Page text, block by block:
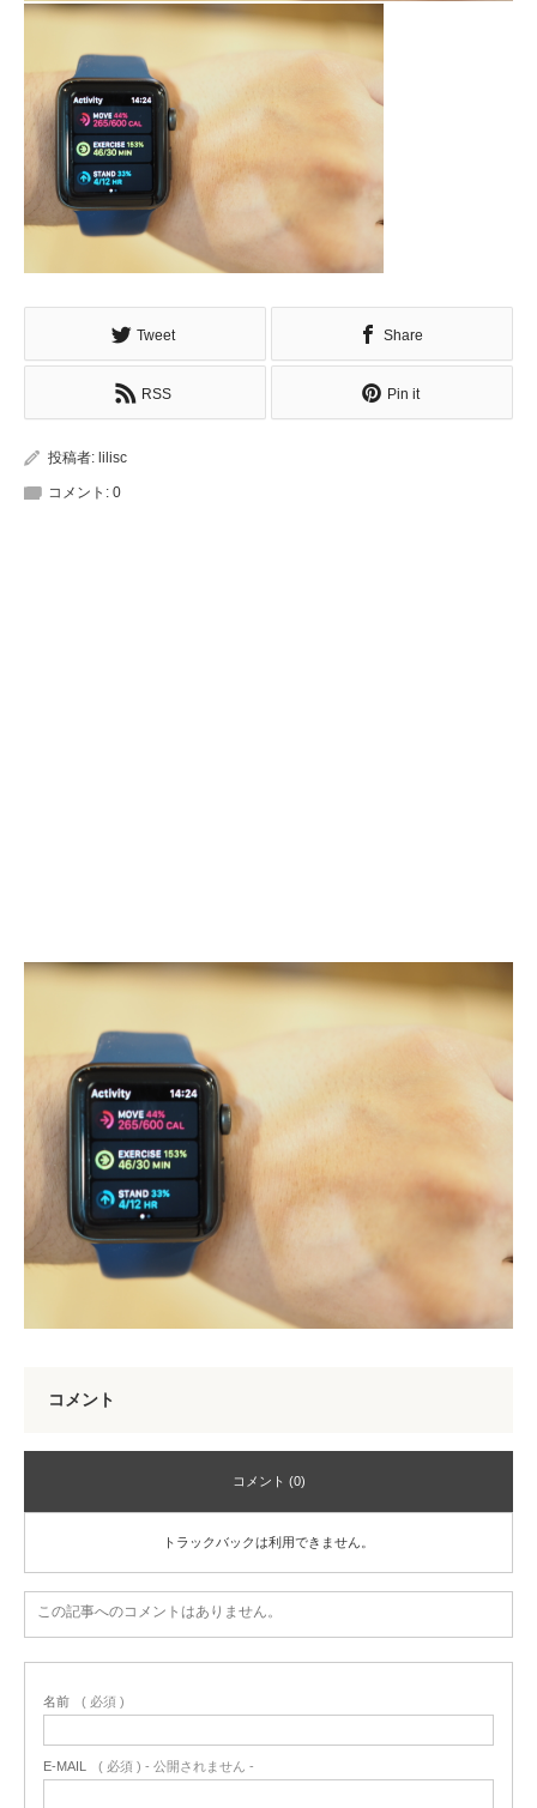
Tweet Share
RSS Pin it
投稿者: lilisc
コメント: 0
コメント
コメント (0)
トラックバックは利用できません。
この記事へのコメントはありません。
名前 ( 必須 )
E-MAIL ( 必須 ) - 公開されません -